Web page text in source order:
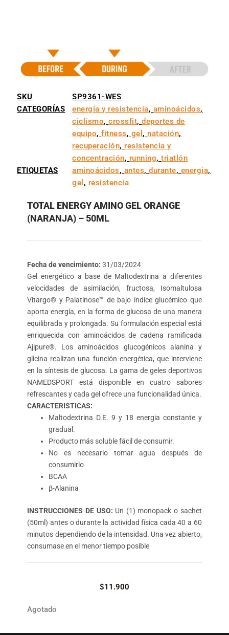
SKU
SP9361-WES
CATEGORÍAS
energía y resistencia, aminoácidos,
ciclismo,crossfit,deportes de
equipo,fitness, gel ,natación,
recuperación, resistencia y
concentración, running,triatlón
ETIQUETAS
aminoácidos, antes,durante, energia,
gel , resistencia
TOTAL ENERGY AMINO GEL ORANGE
(NARANJA) – 50ML
Fecha de vencimiento: 31/03/2024
Gel energético a base de Maltodextrina a diferentes
velocidades de asimilación, fructosa, Isomaltulosa
Vitargo® y Palatinose™ de bajo índice glucémico que
aporta energía, en la forma de glucosa de una manera
equilibrada y prolongada. Su formulación especial está
enriquecida con aminoácidos de cadena ramificada
Ajipure®. Los aminoácidos glucogénicos alanina y
glicina realizan una función energética, que interviene
en la síntesis de glucosa. La gama de geles deportivos
NAMEDSPORT está disponible en cuatro sabores
refrescantes y cada gel ofrece una funcionalidad única.
CARACTERISTICAS:
Maltodextrina D.E. 9 y 18 energia constante y
gradual.
Producto más soluble fácil de consumir.
No es necesario tomar agua después de
consumirlo
BCAA
β-Alanina
INSTRUCCIONES DE USO: Un (1) monopack o sachet
(50ml) antes o durante la actividad física cada 40 a 60
minutos dependiendo de la intensidad. Una vez abierto,
consumase en el menor tiempo posible
$11.900
Agotado